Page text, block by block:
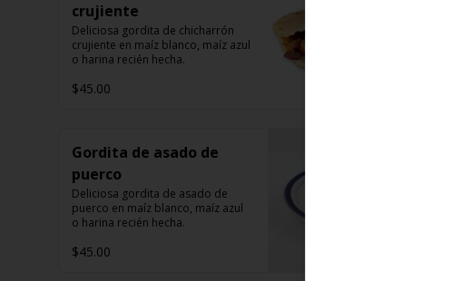
crujiente
Deliciosa gordita de chicharrón
crujiente en maíz blanco, maíz azul
o harina recién hecha.
$45.00
Gordita de asado de
puerco
Deliciosa gordita de asado de
puerco en maíz blanco, maíz azul
o harina recién hecha.
$45.00